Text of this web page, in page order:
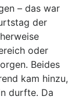
– das war
der
oder
Beides
kam hinzu,
durfte. Da